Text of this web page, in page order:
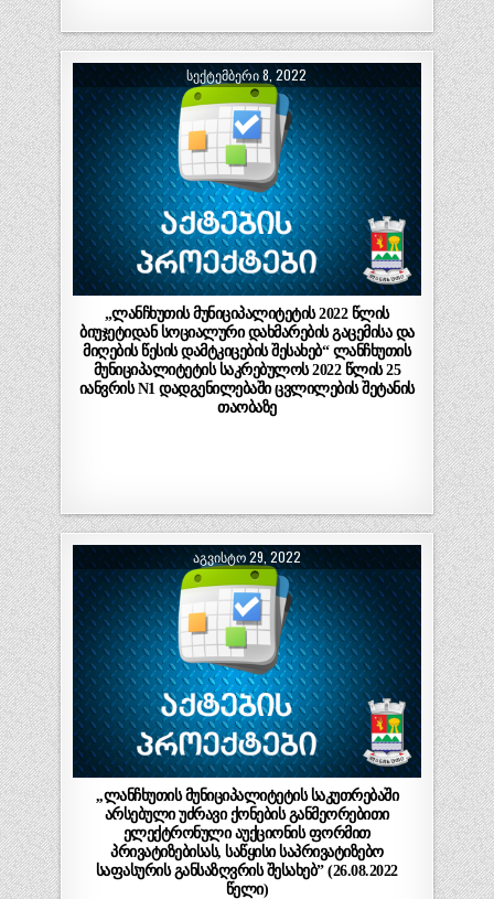
ᲡᲔᲥᲢᲔᲛᲑᲔᲠᲘ 8, 2022
„ლანჩხუთის მუნიციპალიტეტის 2022 წლის
ბიუჯეტიდან სოციალური დახმარების გაცემისა და
მიღების წესის დამტკიცების შესახებ“ ლანჩხუთის
მუნიციპალიტეტის საკრებულოს 2022 წლის 25
იანვრის N1 დადგენილებაში ცვლილების შეტანის
თაობაზე
ᲐᲒᲕᲘᲡᲢᲝ 29, 2022
,,ლანჩხუთის მუნიციპალიტეტის საკუთრებაში
არსებული უძრავი ქონების განმეორებითი
ელექტრონული აუქციონის ფორმით
პრივატიზებისას, საწყისი საპრივატიზებო
საფასურის განსაზღვრის შესახებ” (26.08.2022
წელი)